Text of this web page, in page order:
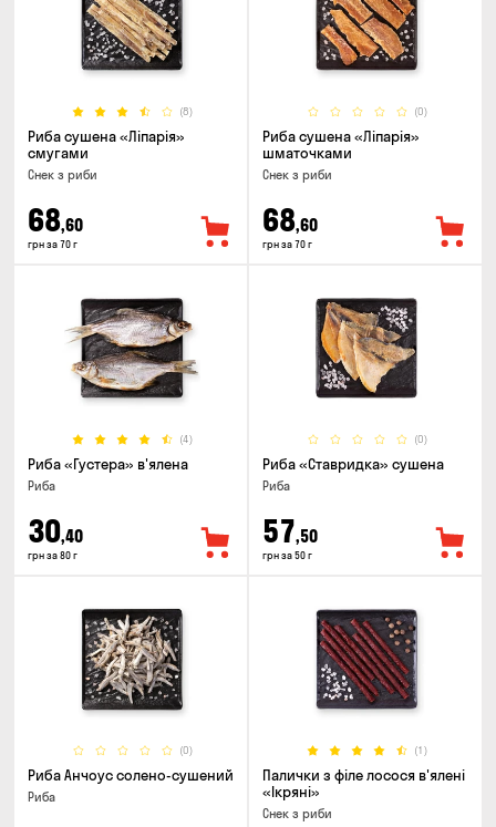
(8)
Риба сушена «Ліпарія»
смугами
Снек з риби
68,60
грн за 70 г
(0)
Риба сушена «Ліпарія»
шматочками
Снек з риби
68,60
грн за 70 г
(4)
Риба «Густера» в'ялена
Риба
30,40
грн за 80 г
(0)
Риба «Ставридка» сушена
Риба
57,50
грн за 50 г
(0)
Риба Анчоус солено-сушений
Риба
(1)
Палички з філе лосося в'ялені
«Ікряні»
Снек з риби